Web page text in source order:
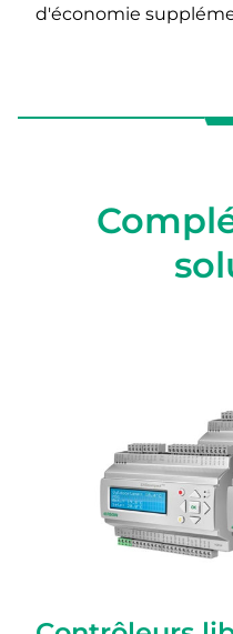
d'économie